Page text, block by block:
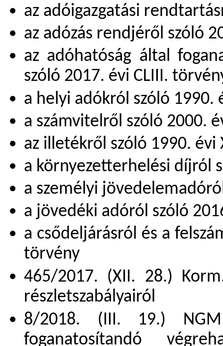
az adóigazgatási
az adózás rendjéről szóló
az adóhatóság által
szóló 2017. évi CLIII.
a helyi adókról szóló 1990.
a számvitelről szóló 2000.
az illetékről szóló 1990. évi
a környezetterhelési díjról
a személyi
a jövedéki adóról szóló
a csődeljárásról és a
törvény
465/2017. (XII. 28.)
részletszabályairól
8/2018. (III. 19.)
foganatosítandó